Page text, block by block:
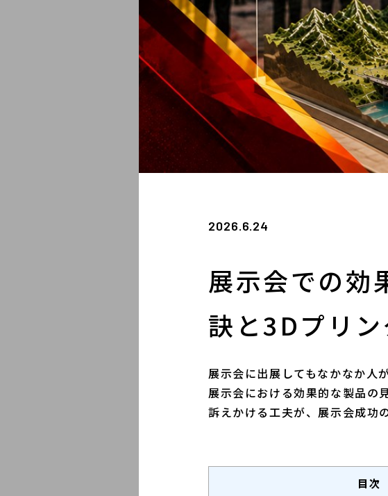
2026.6.24
展示会での効
訣と3Dプリ
展示会に出展してもなかなか人
展示会における効果的な製品の
訴えかける工夫が、展示会成功
目次